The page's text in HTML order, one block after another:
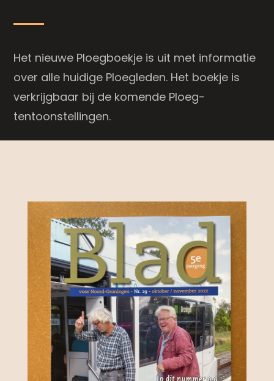
Het nieuwe Ploegboekje is uit met informatie
over alle huidige Ploegleden. Het boekje is
verkrijgbaar bij de komende Ploeg-
tentoonstellingen.